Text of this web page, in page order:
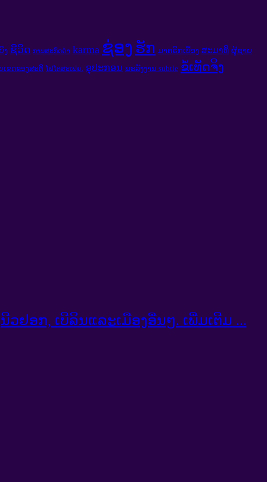
ງ ຊີວິດ ການສະກົດຄໍາ karma ຊ່ອງ ຮັກ ມາຕຣິກເບື້ອງ ສະມາທິ ຜູ້ຊາຍ
ເຂດຂອງສະຕິ ໂຟໂຕສະເຟຍ. ອຸປະກອນ ພະລັງງານ subtle ຂໍ້ເທັດຈິງ
ວ​ຢອກ, ເບີລິນແລະເມືອງອື່ນໆ. ເພີ່ມເຕີມ ...